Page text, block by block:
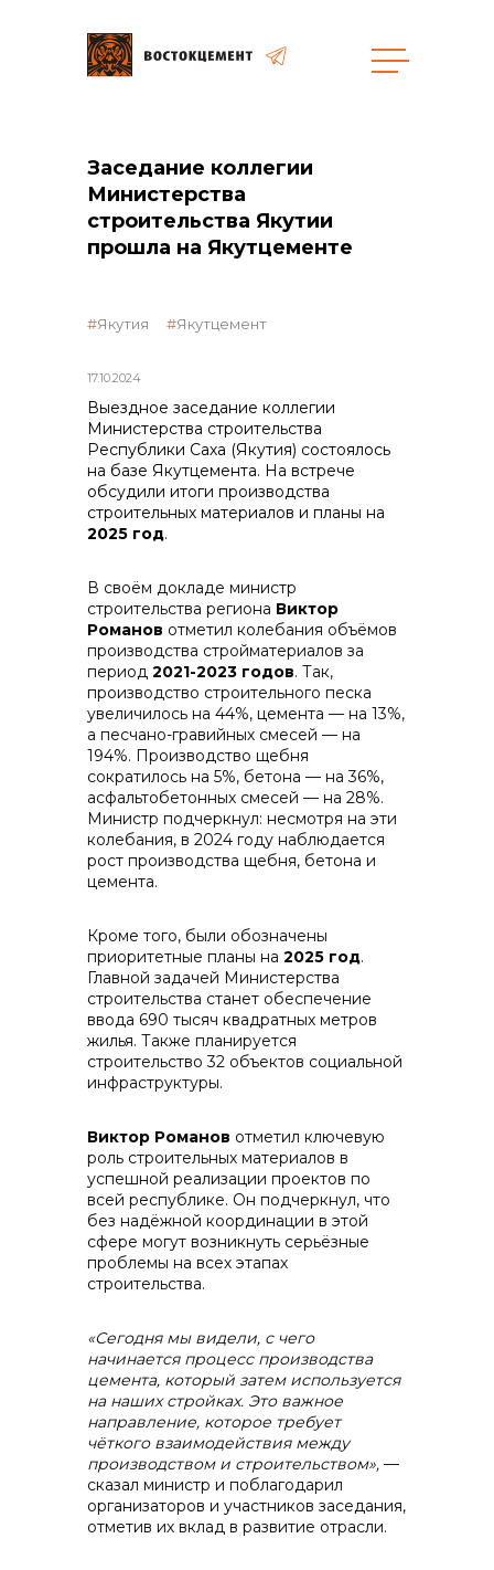
общая информация
реализация неликвидов
Контакты
+7 (423) 234 50 50
info@vostokcement.ru
Заседание коллегии
Министерства
строительства Якутии
прошла на Якутцементе
17.10.2024
Якутия Якутцемент
Выездное заседание коллегии
Министерства строительства
Республики Саха (Якутия) состоялось
на базе Якутцемента. На встрече
обсудили итоги производства
строительных материалов и планы на
2025 год.
В своём докладе министр
строительства региона Виктор
Романов отметил колебания объёмов
производства стройматериалов за
период 2021-2023 годов. Так,
производство строительного песка
увеличилось на 44%, цемента — на 13%,
а песчано-гравийных смесей — на
194%. Производство щебня
сократилось на 5%, бетона — на 36%,
асфальтобетонных смесей — на 28%.
Министр подчеркнул: несмотря на эти
колебания, в 2024 году наблюдается
рост производства щебня, бетона и
цемента.
Кроме того, были обозначены
приоритетные планы на 2025 год.
Главной задачей Министерства
строительства станет обеспечение
ввода 690 тысяч квадратных метров
жилья. Также планируется
строительство 32 объектов социальной
инфраструктуры.
Виктор Романов отметил ключевую
роль строительных материалов в
успешной реализации проектов по
всей республике. Он подчеркнул, что
без надёжной координации в этой
сфере могут возникнуть серьёзные
проблемы на всех этапах
строительства.
«Сегодня мы видели, с чего
начинается процесс производства
цемента, который затем используется
на наших стройках. Это важное
направление, которое требует
чёткого взаимодействия между
производством и строительством», —
сказал министр и поблагодарил
организаторов и участников заседания,
отметив их вклад в развитие отрасли.